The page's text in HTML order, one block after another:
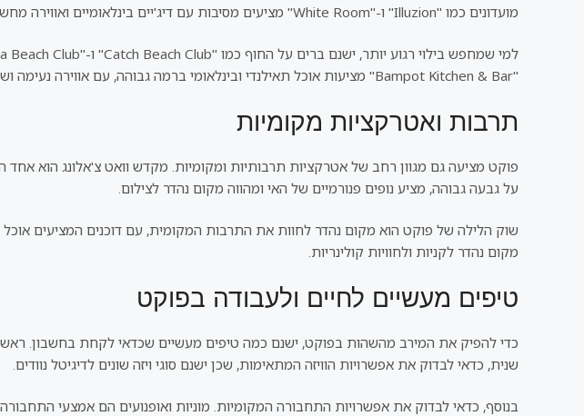
מועדונים כמו "Illuzion" ו-"White Room" מציעים מסיבות עם דיג'יים בינלאומיים ואווירה מחשמלת.
"Bampot Kitchen & Bar" מציעות אוכל תאילנדי ובינלאומי ברמה גבוהה, עם אווירה נעימה ושירות מצוין.
תרבות ואטרקציות מקומיות
פוקט מציעה גם מגוון רחב של אטרקציות תרבותיות ומקומיות. מקדש וואט צ'אלונג הוא
על גבעה גבוהה, מציע נופים פנורמיים של האי ומהווה מקום נהדר לצילום.
מקום נהדר לקניות ולחוויות קולינריות.
טיפים מעשיים לחיים ולעבודה בפוקט
כדי להפיק את המירב מהשהות בפוקט, ישנם כמה טיפים מעשיים שכדאי לקחת בחשבון.
שנית, כדאי לבדוק את אפשרויות הוויזה המתאימות, שכן ישנם סוגי ויזה שונים לדיגיטל נוודים.
בנוסף, כדאי לבדוק את אפשרויות התחבורה המקומיות. מוניות ואופנועים הם אמצעי